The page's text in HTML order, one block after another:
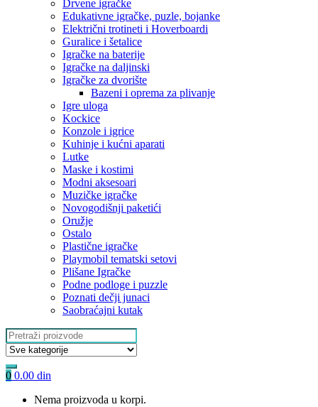
Drvene igračke
Edukativne igračke, puzle, bojanke
Električni trotineti i Hoverboardi
Guralice i šetalice
Igračke na baterije
Igračke na daljinski
‎Igračke za dvorište
Bazeni i oprema za plivanje
Igre uloga
Kockice
Konzole i igrice
Kuhinje i kućni aparati
Lutke
Maske i kostimi
Modni aksesoari
Muzičke igračke
Novogodišnji paketići
Oružje
Ostalo
Plastične igračke
Playmobil tematski setovi
Plišane Igračke
Podne podloge i puzzle
Poznati dečji junaci
Saobraćajni kutak
Search
for:
0 0.00 din
Nema proizvoda u korpi.